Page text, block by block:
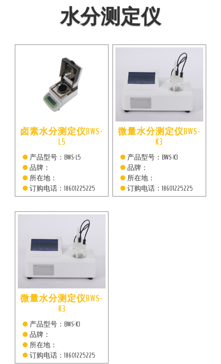
水分测定仪
卤素水分测定仪BWS-
L5
产品型号：BWS-L5
品牌：
所在地：
订购电话：18601225225
微量水分测定仪BWS-
K3
产品型号：BWS-K3
品牌：
所在地：
订购电话：18601225225
微量水分测定仪BWS-
K3
产品型号：BWS-K3
品牌：
所在地：
订购电话：18601225225